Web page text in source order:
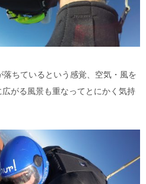
ちているという感覚、空気・風を
がる風景も重なってとにかく気持